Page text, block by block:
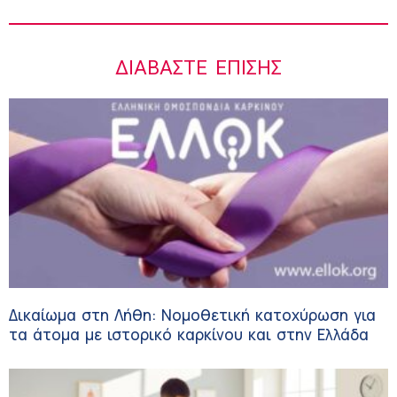
ΔΙΑΒΆΣΤΕ ΕΠΊΣΗΣ
Δικαίωμα στη Λήθη: Νομοθετική κατοχύρωση για
τα άτομα με ιστορικό καρκίνου και στην Ελλάδα